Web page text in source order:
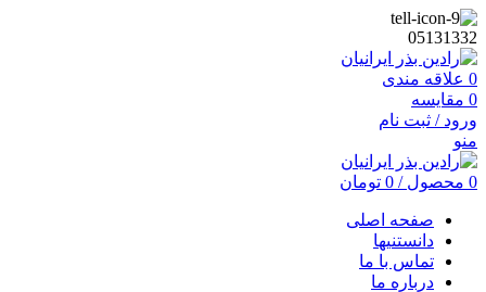
05131332
0 علاقه مندی
0 مقایسه
ورود / ثبت نام
منو
0 محصول /
0 تومان
صفحه اصلی
دانستنیها
تماس با ما
درباره ما